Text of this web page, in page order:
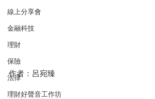
線上分享會
金融科技
理財
保險
法律
理財好聲音工作坊
作者：呂宛臻